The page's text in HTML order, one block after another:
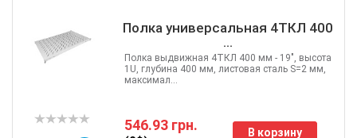
Полка универсальная 4ТКЛ 400
...
546.93 грн. В корзину
Полка выдвижная 4ТКЛ 400 мм - 19", высота
1U, глубина 400 мм, листовая сталь S=2 мм,
максимал...